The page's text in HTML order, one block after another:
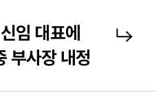
임 대표에
부사장 내정